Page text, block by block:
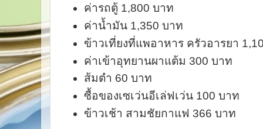
ค่ารถตู้ 1,800 บาท
ค่าน้ำมัน 1,350 บาท
ข้าวเที่ยงที่แพอาหาร ครัวอารยา
ค่าเข้าอุทยานผาแต้ม 300 บาท
ส้มตำ 60 บาท
ซื้อของเซเว่นอีเล่ฟเว่น 100 บาท
ข้าวเช้า สามชัยกาแฟ 366 บาท